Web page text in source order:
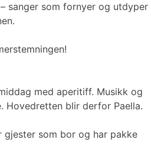
sanger som fornyer og utdyper
med aperitiff. Musikk og
Hovedretten blir derfor Paella.
gjester som bor og har pakke